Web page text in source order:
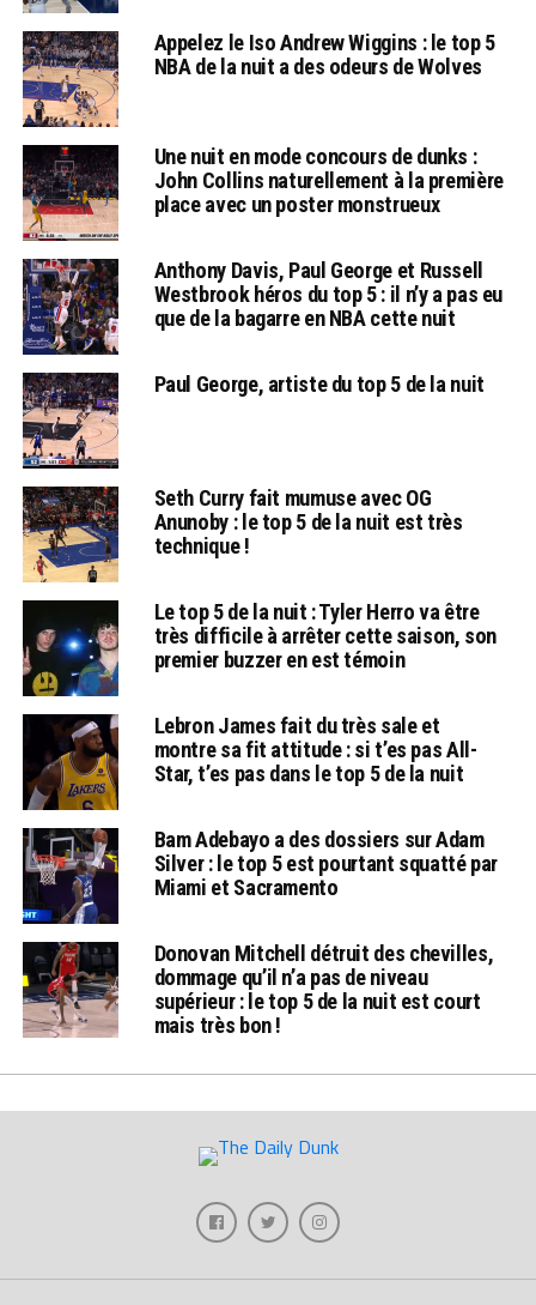
Appelez le Iso Andrew Wiggins : le top 5
NBA de la nuit a des odeurs de Wolves
Une nuit en mode concours de dunks :
John Collins naturellement à la première
place avec un poster monstrueux
Anthony Davis, Paul George et Russell
Westbrook héros du top 5 : il n’y a pas eu
que de la bagarre en NBA cette nuit
Paul George, artiste du top 5 de la nuit
Seth Curry fait mumuse avec OG
Anunoby : le top 5 de la nuit est très
technique !
Le top 5 de la nuit : Tyler Herro va être
très difficile à arrêter cette saison, son
premier buzzer en est témoin
Lebron James fait du très sale et
montre sa fit attitude : si t’es pas All-
Star, t’es pas dans le top 5 de la nuit
Bam Adebayo a des dossiers sur Adam
Silver : le top 5 est pourtant squatté par
Miami et Sacramento
Donovan Mitchell détruit des chevilles,
dommage qu’il n’a pas de niveau
supérieur : le top 5 de la nuit est court
mais très bon !